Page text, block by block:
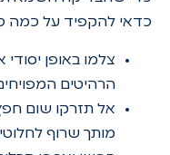
כדאי להקפיד על כמה
צלמו באופן
הרהיטים
אל תזרקו שום
מותך שרוף